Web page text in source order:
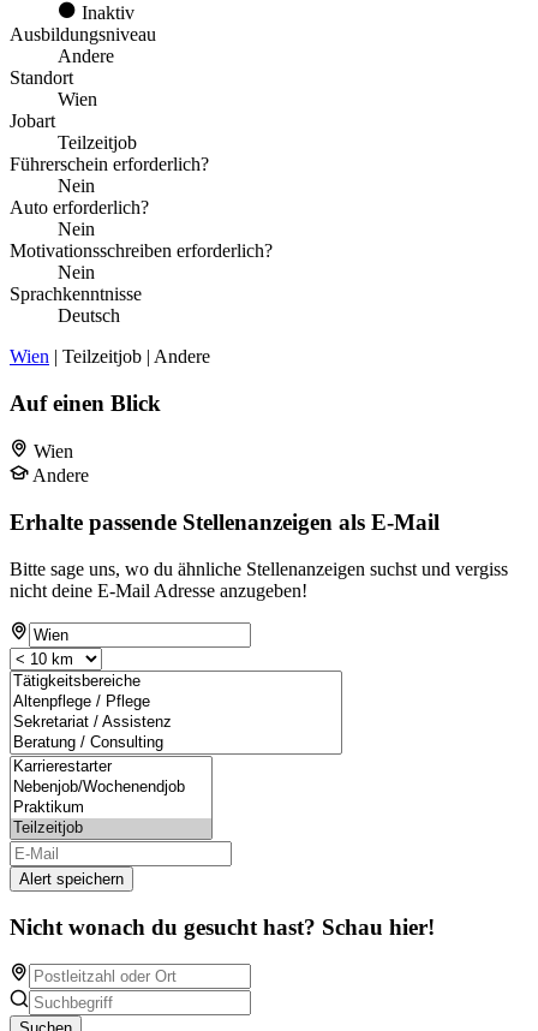
Inaktiv
Ausbildungsniveau
Andere
Standort
Wien
Jobart
Teilzeitjob
Führerschein erforderlich?
Nein
Auto erforderlich?
Nein
Motivationsschreiben erforderlich?
Nein
Sprachkenntnisse
Deutsch
Wien | Teilzeitjob | Andere
Auf einen Blick
Wien
Andere
Erhalte passende Stellenanzeigen als E-Mail
Bitte sage uns, wo du ähnliche Stellenanzeigen suchst und vergiss
nicht deine E-Mail Adresse anzugeben!
Alert speichern
Nicht wonach du gesucht hast? Schau hier!